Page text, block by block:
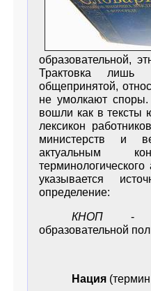
образовательной,
Трактовка лишь
общепринятой,
не умолкают
вошли как в тексты
лексикон
министерств и
актуальным
указывается
определение:
КНОП -
образовательной
Нация